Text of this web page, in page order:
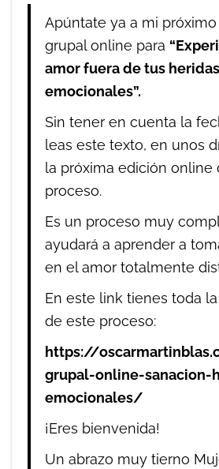
Apúntate ya a mi
grupal online para
amor fuera de tus heridas
emocionales”.
Sin tener en cuenta la
leas este texto, en unos
la próxima edición online
proceso.
Es un proceso muy
ayudará a aprender a
en el amor totalmente
En este link tienes toda
de este proceso:
https://
grupal-online-sanacion-
emocionales/
¡Eres bienvenida!
Un abrazo muy tierno